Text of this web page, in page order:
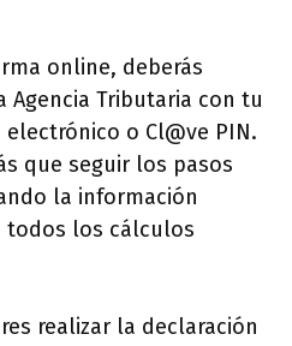
online, deberás
Tributaria con tu
o Cl@ve PIN.
que seguir los pasos
la información
todos los cálculos
realizar la declaración